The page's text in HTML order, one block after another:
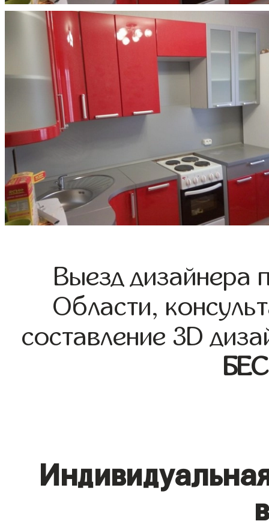
Выезд дизайнера
Области,
составление 3D